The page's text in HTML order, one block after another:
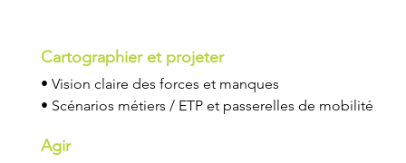
Cartographier et projeter
• Vision claire des forces et manques
• Scénarios métiers / ETP et passerelles de mobilité
Agir